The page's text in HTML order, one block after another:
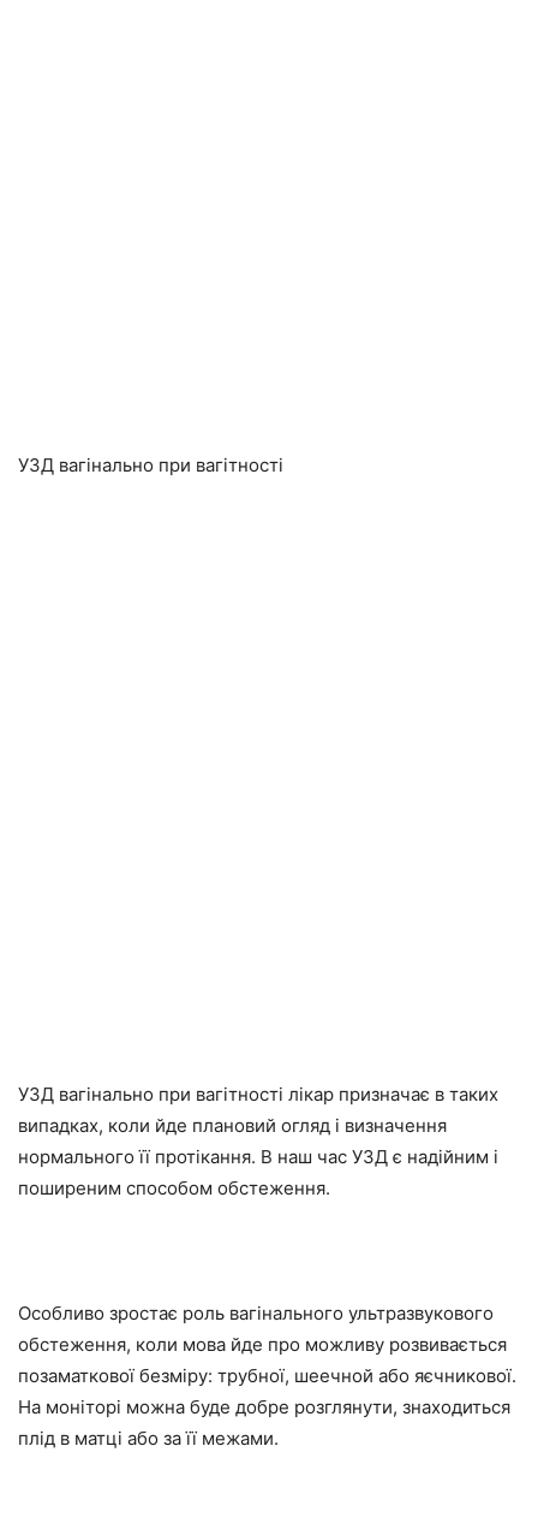
УЗД вагінально при вагітності
УЗД вагінально при вагітності лікар призначає в таких
випадках, коли йде плановий огляд і визначення
нормального її протікання. В наш час УЗД є надійним і
поширеним способом обстеження.
Особливо зростає роль вагінального ультразвукового
обстеження, коли мова йде про можливу розвивається
позаматкової безміру: трубної, шеечной або яєчникової.
На моніторі можна буде добре розглянути, знаходиться
плід в матці або за її межами.